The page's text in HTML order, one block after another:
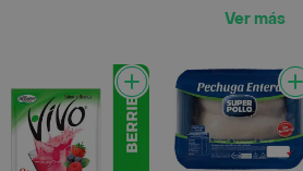
Ver más